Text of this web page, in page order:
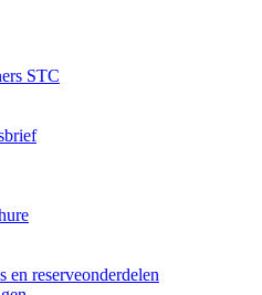
STC
en reserveonderdelen